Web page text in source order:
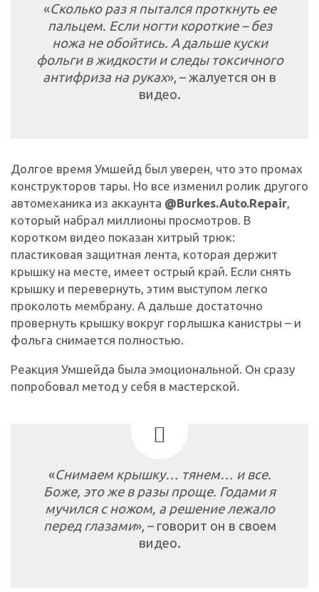
«Сколько раз я пытался проткнуть ее
пальцем. Если ногти короткие – без
ножа не обойтись. А дальше куски
фольги в жидкости и следы токсичного
антифриза на руках», – жалуется он в
видео.
Долгое время Умшейд был уверен, что это промах
конструкторов тары. Но все изменил ролик другого
автомеханика из аккаунта @Burkes.Auto.Repair,
который набрал миллионы просмотров. В
коротком видео показан хитрый трюк:
пластиковая защитная лента, которая держит
крышку на месте, имеет острый край. Если снять
крышку и перевернуть, этим выступом легко
проколоть мембрану. А дальше достаточно
провернуть крышку вокруг горлышка канистры – и
фольга снимается полностью.
Реакция Умшейда была эмоциональной. Он сразу
попробовал метод у себя в мастерской.
«Снимаем крышку… тянем… и все.
Боже, это же в разы проще. Годами я
мучился с ножом, а решение лежало
перед глазами», – говорит он в своем
видео.